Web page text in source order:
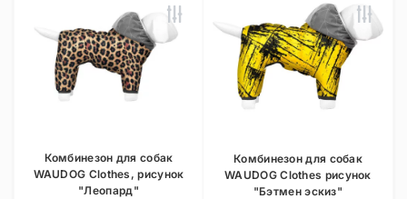
Комбинезон для собак
WAUDOG Clothes, рисунок
"Леопард"
Комбинезон для собак
WAUDOG Clothes рисунок
"Бэтмен эскиз"